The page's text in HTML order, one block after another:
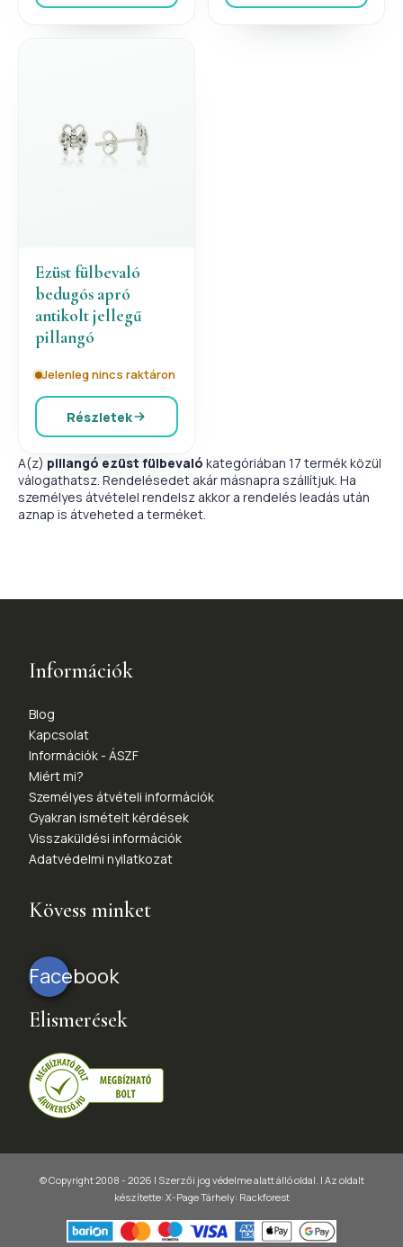
Ezüst fülbevaló
bedugós apró
antikolt jellegű
pillangó
Jelenleg nincs raktáron
Részletek
A(z) pillangó ezüst fülbevaló kategóriában 17 termék közül
válogathatsz. Rendelésedet akár másnapra szállítjuk. Ha
személyes átvételel rendelsz akkor a rendelés leadás után
aznap is átveheted a terméket.
Információk
Blog
Kapcsolat
Információk - ÁSZF
Miért mi?
Személyes átvételi információk
Gyakran ismételt kérdések
Visszaküldési információk
Adatvédelmi nyilatkozat
Kövess minket
Facebook
Elismerések
© Copyright 2008 - 2026 | Szerzői jog védelme alatt álló oldal. | Az oldalt
készítette: X-PageTárhely: Rackforest